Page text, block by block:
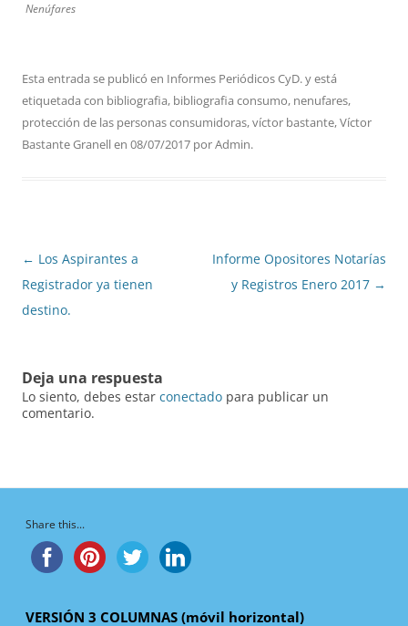
Nenúfares
Esta entrada se publicó en Informes Periódicos CyD.y está
etiquetada con bibliografia, bibliografia consumo, nenufares,
protección de las personas consumidoras,víctor bastante,Víctor
Bastante Granellen 08/07/2017 porAdmin.
Navegación
de
entradas
← Los Aspirantes a
Registrador ya tienen
destino.
Informe Opositores Notarías
y Registros Enero 2017 →
Deja una respuesta
Lo siento, debes estar conectado para publicar un
comentario.
Share this...
VERSIÓN 3 COLUMNAS (móvil horizontal)